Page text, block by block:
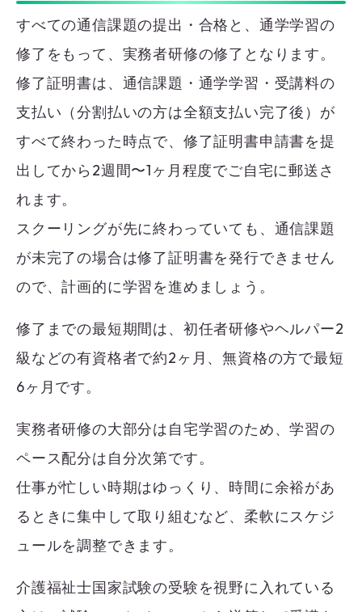
すべての通信課題の提出・合格と、通学学習の
修了をもって、実務者研修の修了となります。
修了証明書は、通信課題・通学学習・受講料の
支払い（分割払いの方は全額支払い完了後）が
すべて終わった時点で、修了証明書申請書を提
出してから2週間〜1ヶ月程度でご自宅に郵送さ
れます。
スクーリングが先に終わっていても、通信課題
が未完了の場合は修了証明書を発行できません
ので、計画的に学習を進めましょう。
修了までの最短期間は、初任者研修やヘルパー2
級などの有資格者で約2ヶ月、無資格の方で最短
6ヶ月です。
実務者研修の大部分は自宅学習のため、学習の
ペース配分は自分次第です。
仕事が忙しい時期はゆっくり、時間に余裕があ
るときに集中して取り組むなど、柔軟にスケジ
ュールを調整できます。
介護福祉士国家試験の受験を視野に入れている